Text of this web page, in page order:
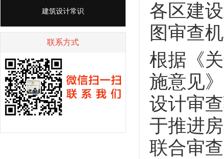
建筑设计常识
联系方式
各区建
图审查
根据《
施意见
设计审
于推进
联合审